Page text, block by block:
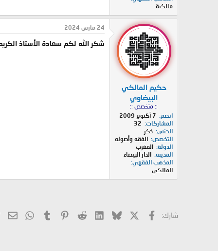
مالكية
حكيم المالكي
البيضاوي
:: متخصص ::
انضم
7 أكتوبر 2009
المشاركات
32
الجنس ذكر
التخصص الفقه وأصوله
الدولة المغرب
المدينة الدار البيضاء
المذهب الفقهي
المالكي
24 مارس 2024
شكر الله لكم سعادة الأستاذ
شارك: فيسبوك Bluesky
LinkedIn
Reddit
Pinterest
Tumblr